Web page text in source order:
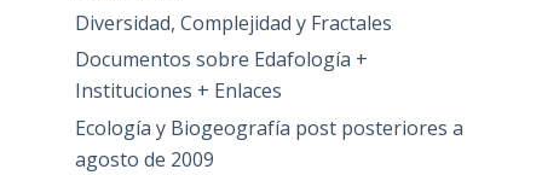
Diversidad, Complejidad y Fractales
Documentos sobre Edafología +
Instituciones + Enlaces
Ecología y Biogeografía post posteriores a
agosto de 2009